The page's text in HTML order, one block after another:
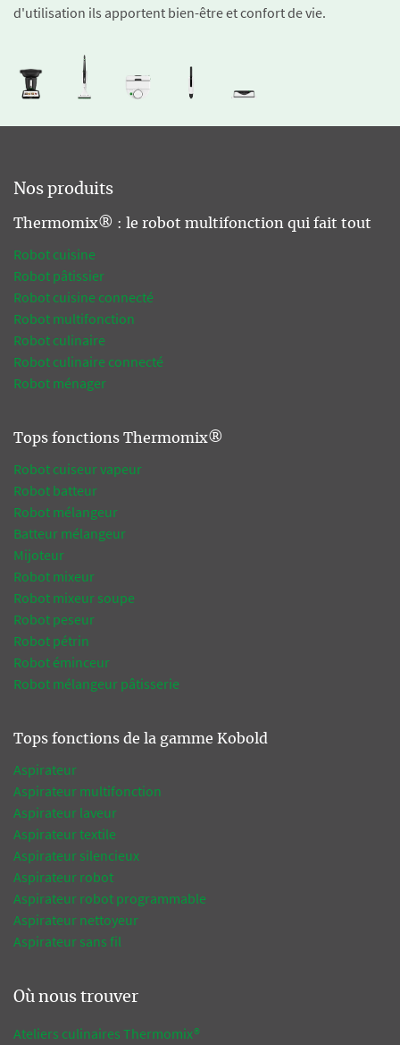
d'utilisation ils apportent bien-être et confort de vie.
Nos produits
Thermomix® : le robot multifonction qui fait tout
Robot cuisine
Robot pâtissier
Robot cuisine connecté
Robot multifonction
Robot culinaire
Robot culinaire connecté
Robot ménager
Tops fonctions Thermomix®
Robot cuiseur vapeur
Robot batteur
Robot mélangeur
Batteur mélangeur
Mijoteur
Robot mixeur
Robot mixeur soupe
Robot peseur
Robot pétrin
Robot éminceur
Robot mélangeur pâtisserie
Tops fonctions de la gamme Kobold
Aspirateur
Aspirateur multifonction
Aspirateur laveur
Aspirateur textile
Aspirateur silencieux
Aspirateur robot
Aspirateur robot programmable
Aspirateur nettoyeur
Aspirateur sans fil
Où nous trouver
Ateliers culinaires Thermomix®